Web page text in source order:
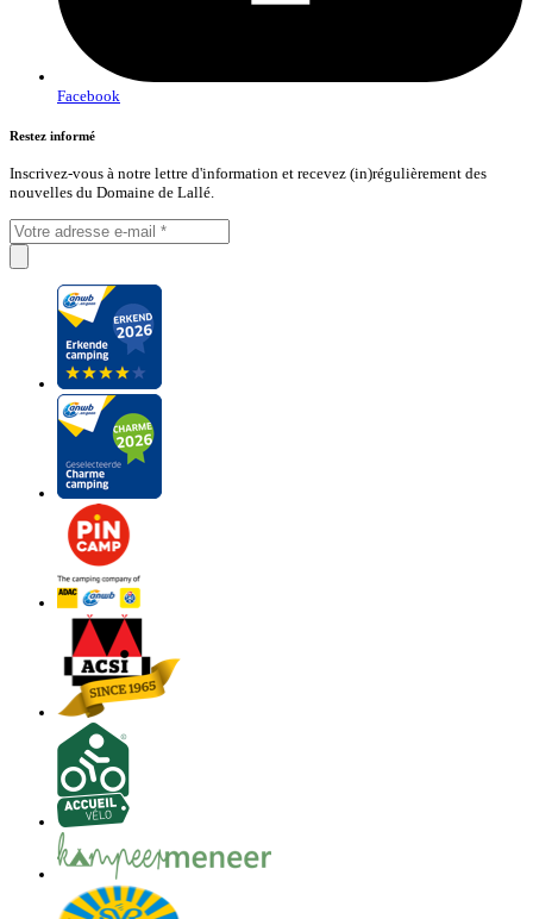
Facebook
Restez informé
Inscrivez-vous à notre lettre d'information et recevez (in)régulièrement des
nouvelles du Domaine de Lallé.